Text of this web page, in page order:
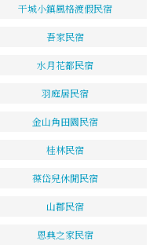
干城小鎮風格渡假民宿
吾家民宿
水月花都民宿
羽庭居民宿
金山角田園民宿
桂林民宿
葆岱兒休閒民宿
山郡民宿
恩典之家民宿